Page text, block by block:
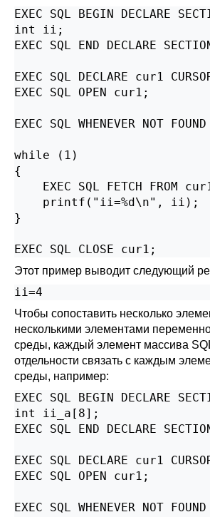
EXEC SQL BEGIN DECLARE
int ii;
EXEC SQL END DECLARE
EXEC SQL DECLARE cur1
EXEC SQL OPEN cur1;
EXEC SQL WHENEVER NOT
while (1)
{
EXEC SQL FETCH FROM
    printf("ii=%d\n", ii);
}
EXEC SQL CLOSE cur1;
Этот пример выводит следующий
Чтобы сопоставить несколько
несколькими элементами
среды, каждый элемент массива
отдельности связать с каждым
среды, например:
EXEC SQL BEGIN DECLARE
int ii_a[8];
EXEC SQL END DECLARE
EXEC SQL DECLARE cur1
EXEC SQL OPEN cur1;
EXEC SQL WHENEVER NOT